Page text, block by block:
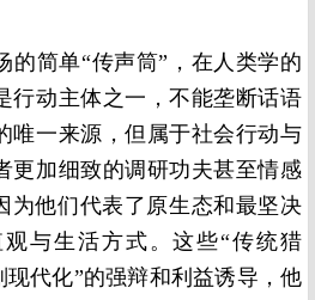
的简单“传声筒”，在人类学的
行动主体之一，不能垄断话语
唯一来源，但属于社会行动与
更加细致的调研功夫甚至情感
为他们代表了原生态和最坚决
与生活方式。这些“传统猎
现代化”的强辩和利益诱导，他